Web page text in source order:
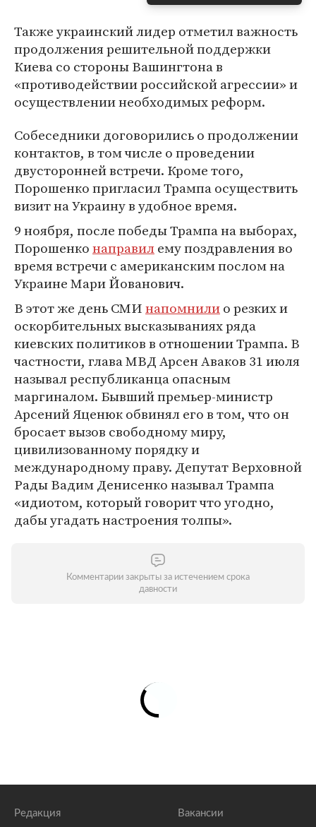
Также украинский лидер отметил важность
продолжения решительной поддержки
Киева со стороны Вашингтона в
«противодействии российской агрессии» и
осуществлении необходимых реформ.
Собеседники договорились о продолжении
контактов, в том числе о проведении
двусторонней встречи. Кроме того,
Порошенко пригласил Трампа осуществить
визит на Украину в удобное время.
9 ноября, после победы Трампа на выборах,
Порошенконаправилему поздравления во
время встречи с американским послом на
Украине Мари Йованович.
В этот же день СМИнапомнилио резких и
оскорбительных высказываниях ряда
киевских политиков в отношении Трампа. В
частности, глава МВД Арсен Аваков 31 июля
называл республиканца опасным
маргиналом. Бывший премьер-министр
Арсений Яценюк обвинял его в том, что он
бросает вызов свободному миру,
цивилизованному порядку и
международному праву. Депутат Верховной
Рады Вадим Денисенко называл Трампа
«идиотом, который говорит что угодно,
дабы угадать настроения толпы».
Комментарии закрыты за истечением срока
давности
Редакция Вакансии